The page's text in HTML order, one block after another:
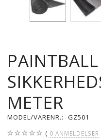
PAINTBALL
METER
MODEL/VARENR.: GZ501
0 ANMELDELSER